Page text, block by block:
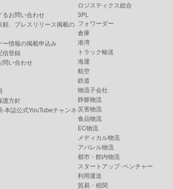
るお問い合わせ
頼、プレスリリース掲載の
ー情報の掲載申込み
信登録
問い合わせ
護方針
-本誌公式YouTubeチャンネ
ロジスティクス総合
3PL
フォワーダー
倉庫
港湾
トラック輸送
海運
航空
鉄道
物流子会社
静脈物流
災害物流
食品物流
EC物流
メディカル物流
アパレル物流
都市・館内物流
スタートアップ･ベンチャー
利用運送
貿易・税関